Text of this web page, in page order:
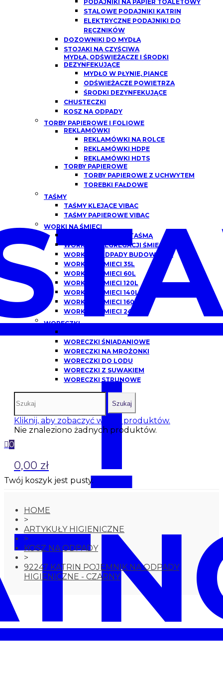
I
PODAJNIKI NA PAPIER TOALETOWY
STALOWE PODAJNIKI KATRIN
ELEKTRYCZNE PODAJNIKI DO
RĘCZNIKÓW
DOZOWNIKI DO MYDŁA
STOJAKI NA CZYŚCIWA
MYDŁA, ODŚWIEŻACZE I ŚRODKI
DEZYNFEKUJĄCE
MYDŁO W PŁYNIE, PIANCE
ODŚWIEŻACZE POWIETRZA
ŚRODKI DEZYNFEKUJĄCE
CHUSTECZKI
KOSZ NA ODPADY
TORBY PAPIEROWE I FOLIOWE
REKLAMÓWKI
REKLAMÓWKI NA ROLCE
REKLAMÓWKI HDPE
REKLAMÓWKI HDTS
TORBY PAPIEROWE
TORBY PAPIEROWE Z UCHWYTEM
TOREBKI FAŁDOWE
TAŚMY
TAŚMY KLEJĄCE VIBAC
TAŚMY PAPIEROWE VIBAC
WORKI NA ŚMIECI
WORKI NA ŚMIECI Z TAŚMĄ
WORKI DO SEGREGACJI ŚMIECI
WORKI NA ODPADY BUDOWLANE
WORKI NA ŚMIECI 35L
WORKI NA ŚMIECI 60L
WORKI NA ŚMIECI 120L
WORKI NA ŚMIECI 140L
WORKI NA ŚMIECI 160L
WORKI NA ŚMIECI 240L
WORECZKI
WORECZKI ŚNIADANIOWE
WORECZKI NA MROŻONKI
WORECZKI DO LODU
WORECZKI Z SUWAKIEM
WORECZKI STRUNOWE
Szukaj
Kliknij, aby zobaczyć więcej produktów.
Nie znaleziono żadnych produktów.
0
0,00 zł
Twój koszyk jest pusty.
HOME
>
ARTYKUŁY HIGIENICZNE
>
KOSZ NA ODPADY
>
92247 KATRIN POJEMNIK NA ODPADY
HIGIENICZNE - CZARNY